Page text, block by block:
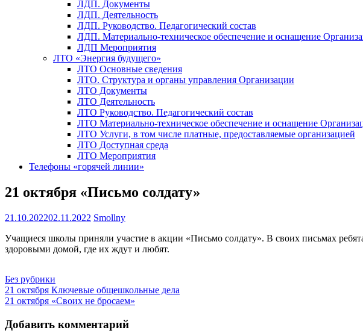
ЛДП. Документы
ЛДП. Деятельность
ЛДП. Руководство. Педагогический состав
ЛДП. Материально-техническое обеспечение и оснащение
ЛДП Мероприятия
ЛТО «Энергия будущего»
ЛТО Основные сведения
ЛТО. Структура и органы управления Организации
ЛТО Документы
ЛТО Деятельность
ЛТО Руководство. Педагогический состав
ЛТО Материально-техническое обеспечение и оснащение
ЛТО Услуги, в том числе платные, предоставляемые организацией
ЛТО Доступная среда
ЛТО Мероприятия
Телефоны «горячей линии»
21 октября «Письмо солдату»
21.10.202202.11.2022 Smollny
Учащиеся школы приняли участие в акции «Письмо солдату». В своих письмах
здоровыми домой, где их ждут и любят.
Без рубрики
Навигация
по
записям
21 октября Ключевые общешкольные дела
21 октября «Своих не бросаем»
Добавить комментарий